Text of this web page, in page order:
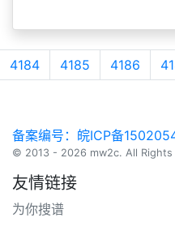
4184 4185 4186
备案编号：皖ICP备
© 2013 - 2026 mw2c. All Rights
友情链接
为你搜谱